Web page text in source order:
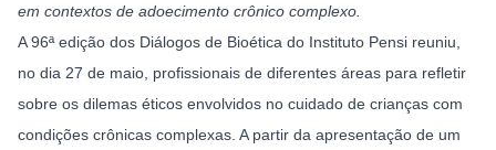
em contextos de adoecimento crônico complexo.
A 96ª edição dos Diálogos de Bioética do Instituto Pensi reuniu,
no dia 27 de maio, profissionais de diferentes áreas para refletir
sobre os dilemas éticos envolvidos no cuidado de crianças com
condições crônicas complexas. A partir da apresentação de um